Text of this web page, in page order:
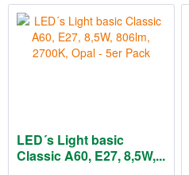
LED´s Light basic
Classic A60, E27, 8,5W,...